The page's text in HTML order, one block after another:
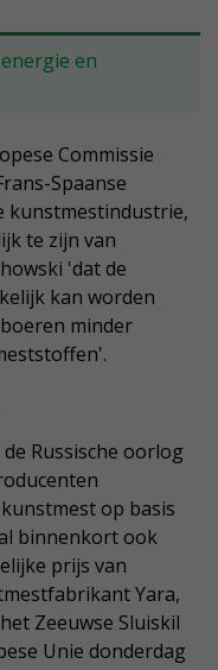
en
Commissie
Spaanse
kunstmestindustrie,
te zijn van
'dat de
kan worden
minder
Russische oorlog
op basis
binnenkort ook
prijs van
Yara,
Zeeuwse Sluiskil
Unie donderdag